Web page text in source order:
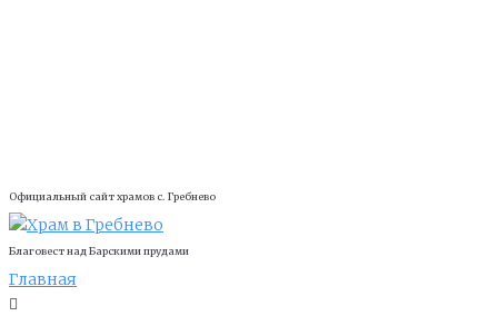
Официальный сайт храмов с. Гребнево
Благовест над Барскими прудами
Главная